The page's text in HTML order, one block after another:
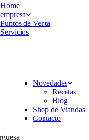
Home
empresa
Puntos de Venta
Servicios
Novedades
Recetas
Blog
Shop de Viandas
Contacto